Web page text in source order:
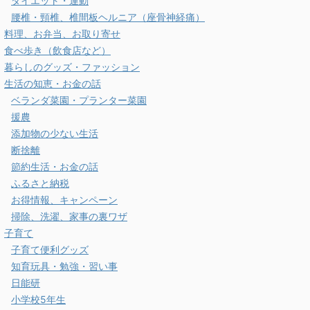
腰椎・頸椎、椎間板ヘルニア（座骨神経痛）
料理、お弁当、お取り寄せ
食べ歩き（飲食店など）
暮らしのグッズ・ファッション
生活の知恵・お金の話
ベランダ菜園・プランター菜園
援農
添加物の少ない生活
断捨離
節約生活・お金の話
ふるさと納税
お得情報、キャンペーン
掃除、洗濯、家事の裏ワザ
子育て
子育て便利グッズ
知育玩具・勉強・習い事
日能研
小学校5年生